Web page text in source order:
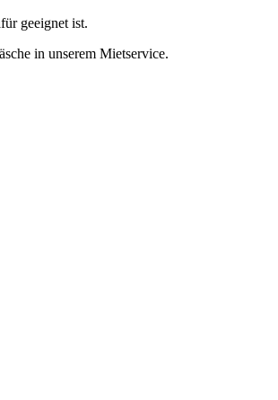
geeignet ist.
in unserem Mietservice.